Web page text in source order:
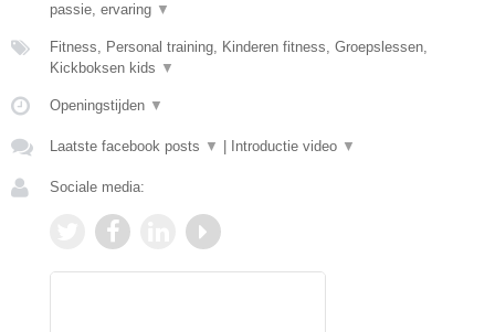
passie, ervaring ▼
Fitness, Personal training, Kinderen fitness, Groepslessen,
Kickboksen kids ▼
Openingstijden ▼
Laatste facebook posts ▼ Introductie video ▼
Sociale media: